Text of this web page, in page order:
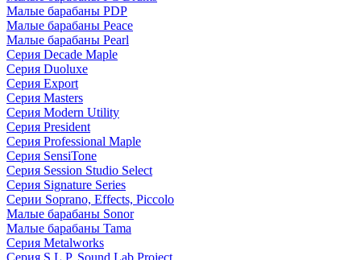
Малые барабаны PDP
Малые барабаны Peace
Малые барабаны Pearl
Серия Decade Maple
Серия Duoluxe
Серия Export
Серия Masters
Серия Modern Utility
Серия President
Серия Professional Maple
Серия SensiTone
Серия Session Studio Select
Серия Signature Series
Серии Soprano, Effects, Piccolo
Малые барабаны Sonor
Малые барабаны Tama
Серия Metalworks
Серия S.L.P. Sound Lab Project